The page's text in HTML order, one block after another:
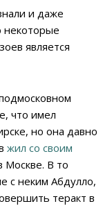
и даже
некоторые
является
что имел
но она давно
жил со своим
Москве. В то
с неким Абдулло,
теракт в